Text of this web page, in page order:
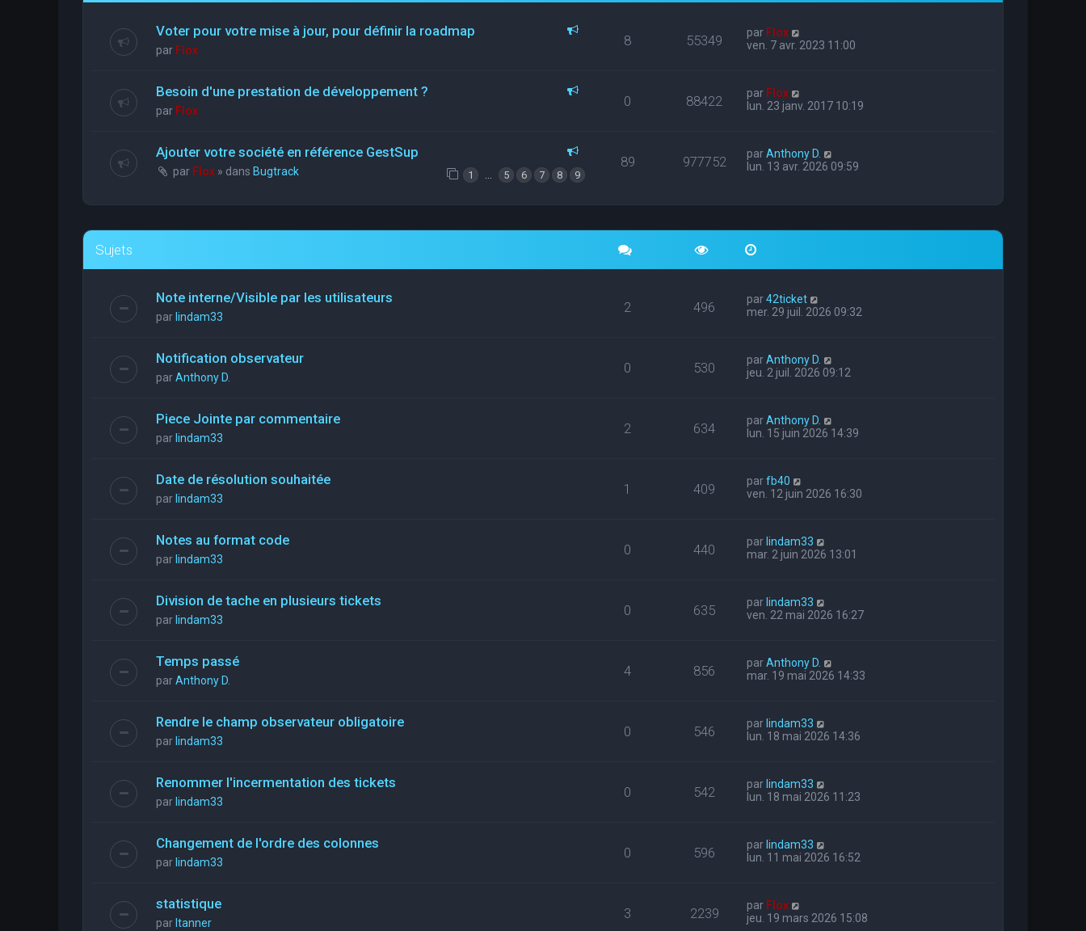
Voter pour votre mise à jour, pour définir la roadmap
par Flox
8 55349 par Flox
ven. 7 avr. 2023 11:00
Besoin d'une prestation de développement ?
par Flox
0 88422 par Flox
lun. 23 janv. 2017 10:19
Ajouter votre société en référence GestSup
par Flox » dans Bugtrack 1 … 5 6 7 8 9
89 977752 parAnthony D.
lun. 13 avr. 2026 09:59
Sujets
Note interne/Visible par les utilisateurs
par lindam33
2 496 par42ticket
mer. 29 juil. 2026 09:32
Notification observateur
parAnthony D.
0 530 parAnthony D.
jeu. 2 juil. 2026 09:12
Piece Jointe par commentaire
par lindam33
2 634 parAnthony D.
lun. 15 juin 2026 14:39
Date de résolution souhaitée
par lindam33
1 409 parfb40
ven. 12 juin 2026 16:30
Notes au format code
par lindam33
0 440 par lindam33
mar. 2 juin 2026 13:01
Division de tache en plusieurs tickets
par lindam33
0 635 par lindam33
ven. 22 mai 2026 16:27
Temps passé
parAnthony D.
4 856 parAnthony D.
mar. 19 mai 2026 14:33
Rendre le champ observateur obligatoire
par lindam33
0 546 par lindam33
lun. 18 mai 2026 14:36
Renommer l'incermentation des tickets
par lindam33
0 542 par lindam33
lun. 18 mai 2026 11:23
Changement de l'ordre des colonnes
par lindam33
0 596 par lindam33
lun. 11 mai 2026 16:52
statistique
par ltanner
3 2239 par Flox
jeu. 19 mars 2026 15:08